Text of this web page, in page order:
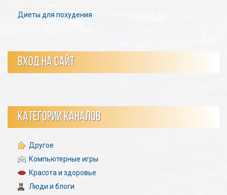
Диеты для похудения
ВХОД НА САЙТ
КАТЕГОРИИ КАНАЛОВ
Другое
Компьютерные игры
Красота и здоровье
Люди и блоги